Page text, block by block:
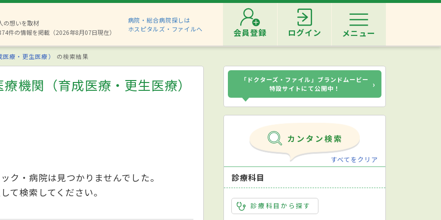
の想いを取材
件の情報を掲載（2026年8月07日現在）
病院・総合病院探しは
ホスピタルズ・ファイルへ
会員登録 ログイン メニュー
療・更生医療） の検索結果
機関（育成医療・更生医療）
ク・病院は見つかりませんでした。
て検索してください。
「ドクターズ・ファイル」ブランドムービー
特設サイトにて公開中！
›
すべてをクリア
診療科目
診療科目から探す